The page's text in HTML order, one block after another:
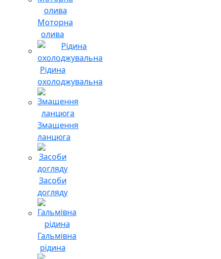
Моторна
олива
Рідина
охолоджувальна
Змащення
ланцюга
Засоби
догляду
Гальмівна
рідина